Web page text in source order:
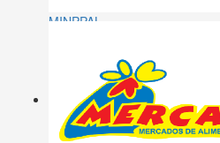
MINPPAL